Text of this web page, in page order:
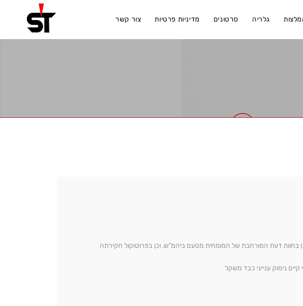
גלריה סרטונים מדיניות פרטיות צור קשר
וכן בחוות דעת המורחבת של המומחית מטעם ביהמ"ש, וכן בפרוטוקול חקירתה
נימוק ענייני כבד משקל